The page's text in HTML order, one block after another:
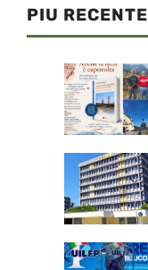
PIU RECENTE